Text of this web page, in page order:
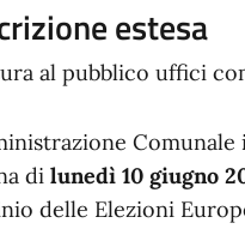
estesa
al pubblico uffici
di lunedì 10 giugno
delle Elezioni